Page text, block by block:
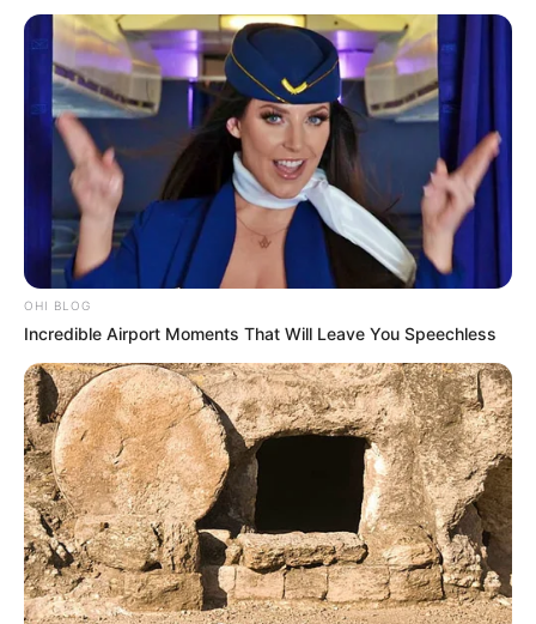
10 Desain Kanopi Tempat
Tidur, Serasa Beristirahat di
Kamar Raja
Tampil Lebih Modern, 7 Potret
Hasil Renovasi Rumah Berusia
90 Tahun
OHI BLOG
Incredible Airport Moments That Will Leave You Speechless